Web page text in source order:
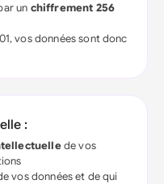
un chiffrement 256
vos données sont donc
:
de vos
vos données et de qui